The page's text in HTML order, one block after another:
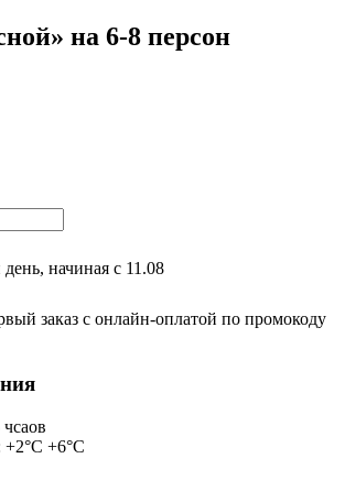
на 6-8 персон
начиная с 11.08
заказ с онлайн-оплатой по промокоду
+2°С +6°С